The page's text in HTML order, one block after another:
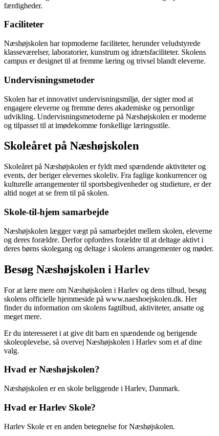
færdigheder.
Faciliteter
Næshøjskolen har topmoderne faciliteter, herunder veludstyrede
klasseværelser, laboratorier, kunstrum og idrætsfaciliteter. Skolens
campus er designet til at fremme læring og trivsel blandt eleverne.
Undervisningsmetoder
Skolen har et innovativt undervisningsmiljø, der sigter mod at
engagere eleverne og fremme deres akademiske og personlige
udvikling. Undervisningsmetoderne på Næshøjskolen er moderne
og tilpasset til at imødekomme forskellige læringsstile.
Skoleåret på Næshøjskolen
Skoleåret på Næshøjskolen er fyldt med spændende aktiviteter og
events, der beriger elevernes skoleliv. Fra faglige konkurrencer og
kulturelle arrangementer til sportsbegivenheder og studieture, er der
altid noget at se frem til på skolen.
Skole-til-hjem samarbejde
Næshøjskolen lægger vægt på samarbejdet mellem skolen, eleverne
og deres forældre. Derfor opfordres forældre til at deltage aktivt i
deres børns skolegang og deltage i skolens arrangementer og møder.
Besøg Næshøjskolen i Harlev
For at lære mere om Næshøjskolen i Harlev og dens tilbud, besøg
skolens officielle hjemmeside på www.naeshoejskolen.dk. Her
finder du information om skolens fagtilbud, aktiviteter, ansatte og
meget mere.
Er du interesseret i at give dit barn en spændende og berigende
skoleoplevelse, så overvej Næshøjskolen i Harlev som et af dine
valg.
Hvad er Næshøjskolen?
Næshøjskolen er en skole beliggende i Harlev, Danmark.
Hvad er Harlev Skole?
Harlev Skole er en anden betegnelse for Næshøjskolen.